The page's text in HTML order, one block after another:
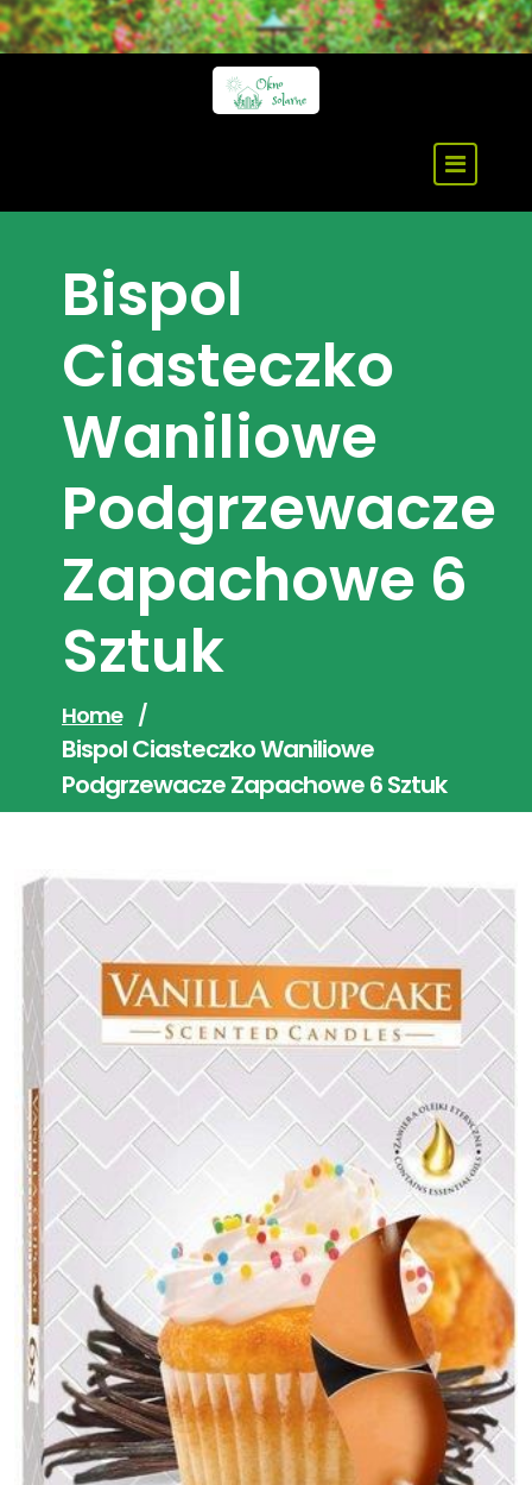
Skip
to
Bispol
Ciasteczko
Waniliowe
Podgrzewacze
Zapachowe 6
Sztuk
Home /
Bispol Ciasteczko Waniliowe
Podgrzewacze Zapachowe 6 Sztuk